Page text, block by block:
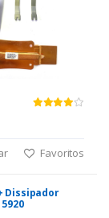
Favoritos
Dissipador